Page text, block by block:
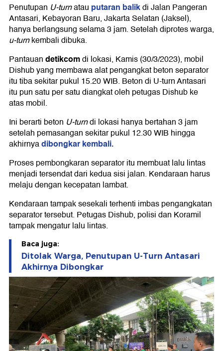
Penutupan U-turnatau putaran balikdi Jalan Pangeran
Antasari, Kebayoran Baru, Jakarta Selatan (Jaksel),
hanya berlangsung selama 3 jam. Setelah diprotes warga,
u-turnkembali dibuka.
Pantauandetikcomdi lokasi, Kamis (30/3/2023), mobil
Dishub yang membawa alat pengangkat beton separator
itu tiba sekitar pukul 15.20 WIB. Beton di U-turn Antasari
itu pun satu per satu diangkat oleh petugas Dishub ke
atas mobil.
Ini berarti beton U-turndi lokasi hanya bertahan 3 jam
setelah pemasangan sekitar pukul 12.30 WIB hingga
akhirnyadibongkar kembali.
Proses pembongkaran separator itu membuat lalu lintas
menjadi tersendat dari kedua sisi jalan. Kendaraan harus
melaju dengan kecepatan lambat.
Kendaraan tampak sesekali terhenti imbas pengangkatan
separator tersebut. Petugas Dishub, polisi dan Koramil
tampak mengatur lalu lintas.
Baca juga:
Ditolak Warga, Penutupan U-Turn Antasari
Akhirnya Dibongkar